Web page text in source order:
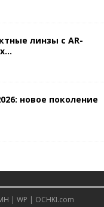
линзы с AR-
новое поколение
| WP | OCHKI.com